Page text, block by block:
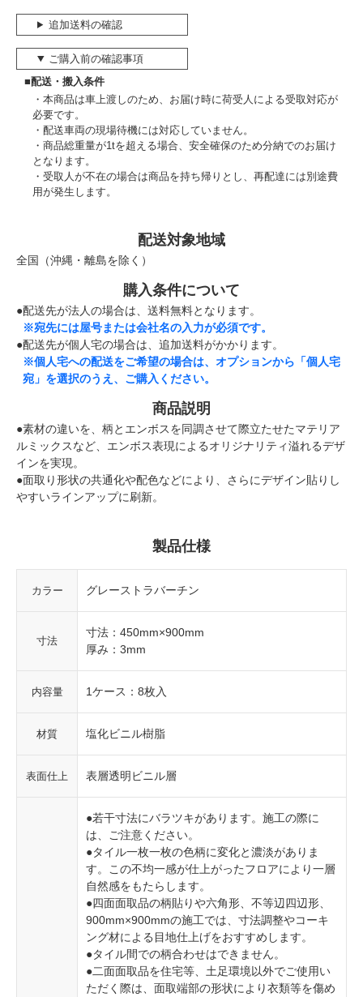
追加送料の確認
ご購入前の確認事項
■配送・搬入条件
本商品は車上渡しのため、お届け時に荷受人による受取対応が
必要です。
配送車両の現場待機には対応していません。
商品総重量が1tを超える場合、安全確保のため分納でのお届け
となります。
受取人が不在の場合は商品を持ち帰りとし、再配達には別途費
用が発生します。
配送対象地域
全国（沖縄・離島を除く）
購入条件について
●配送先が法人の場合は、送料無料となります。
※宛先には屋号または会社名の入力が必須です。
●配送先が個人宅の場合は、追加送料がかかります。
※個人宅への配送をご希望の場合は、オプションから「個人宅
宛」を選択のうえ、ご購入ください。
商品説明
●素材の違いを、柄とエンボスを同調させて際立たせたマテリア
ルミックスなど、エンボス表現によるオリジナリティ溢れるデザ
インを実現。
●面取り形状の共通化や配色などにより、さらにデザイン貼りし
やすいラインアップに刷新。
製品仕様
カラー グレーストラバーチン
寸法
寸法：450mm×900mm
厚み：3mm
内容量 1ケース：8枚入
材質 塩化ビニル樹脂
表面仕上 表層透明ビニル層
●若干寸法にバラツキがあります。施工の際に
は、ご注意ください。
●タイル一枚一枚の色柄に変化と濃淡がありま
す。この不均一感が仕上がったフロアにより一層
自然感をもたらします。
●四面面取品の柄貼りや六角形、不等辺四辺形、
900mm×900mmの施工では、寸法調整やコーキ
ング材による目地仕上げをおすすめします。
●タイル間での柄合わせはできません。
●二面面取品を住宅等、土足環境以外でご使用い
ただく際は、面取端部の形状により衣類等を傷め